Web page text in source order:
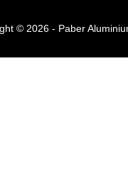
© 2026 - Paber